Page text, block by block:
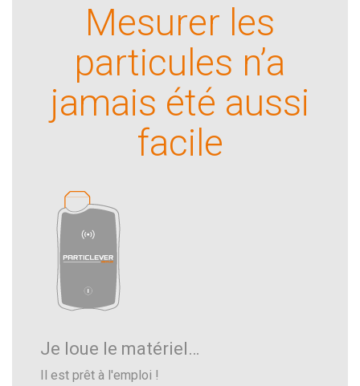
Mesurer les
particules n’a
jamais été aussi
facile
Je loue le matériel…
Il est prêt à l'emploi !